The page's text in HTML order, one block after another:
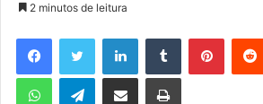
d
e
m
2 minutos de leitura
Telegram